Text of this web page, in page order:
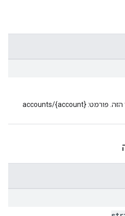
מזהה. שם המשאב של החשבון הזה. פורמט: accounts/{account}